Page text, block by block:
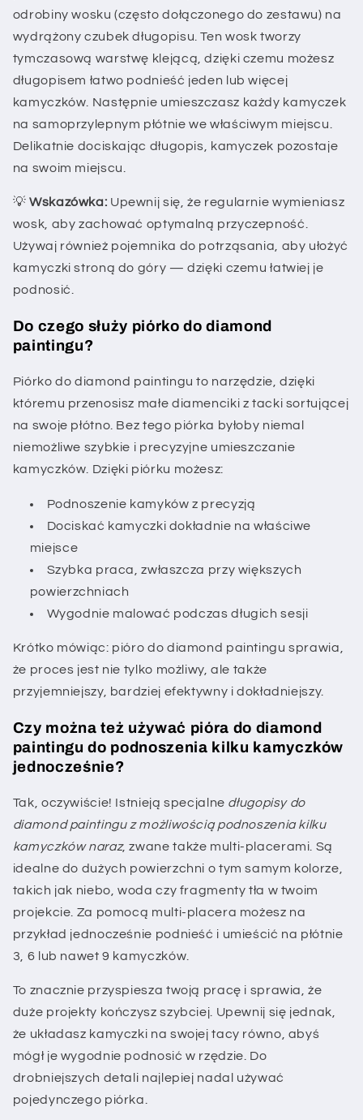
odrobiny wosku (często dołączonego do zestawu) na
wydrążony czubek długopisu. Ten wosk tworzy
tymczasową warstwę klejącą, dzięki czemu możesz
długopisem łatwo podnieść jeden lub więcej
kamyczków. Następnie umieszczasz każdy kamyczek
na samoprzylepnym płótnie we właściwym miejscu.
Delikatnie dociskając długopis, kamyczek pozostaje
na swoim miejscu.
💡Wskazówka: Upewnij się, że regularnie wymieniasz
wosk, aby zachować optymalną przyczepność.
Używaj również pojemnika do potrząsania, aby ułożyć
kamyczki stroną do góry — dzięki czemu łatwiej je
podnosić.
Do czego służy piórko do diamond
paintingu?
Piórko do diamond paintingu to narzędzie, dzięki
któremu przenosisz małe diamenciki z tacki sortującej
na swoje płótno. Bez tego piórka byłoby niemal
niemożliwe szybkie i precyzyjne umieszczanie
kamyczków. Dzięki piórku możesz:
Podnoszenie kamyków z precyzją
Dociskać kamyczki dokładnie na właściwe
miejsce
Szybka praca, zwłaszcza przy większych
powierzchniach
Wygodnie malować podczas długich sesji
Krótko mówiąc: pióro do diamond paintingu sprawia,
że proces jest nie tylko możliwy, ale także
przyjemniejszy, bardziej efektywny i dokładniejszy.
Czy można też używać pióra do diamond
paintingu do podnoszenia kilku kamyczków
jednocześnie?
Tak, oczywiście! Istnieją specjalne długopisy do
diamond paintingu z możliwością podnoszenia kilku
kamyczków naraz, zwane także multi-placerami. Są
idealne do dużych powierzchni o tym samym kolorze,
takich jak niebo, woda czy fragmenty tła w twoim
projekcie. Za pomocą multi-placera możesz na
przykład jednocześnie podnieść i umieścić na płótnie
3, 6 lub nawet 9 kamyczków.
To znacznie przyspiesza twoją pracę i sprawia, że
duże projekty kończysz szybciej. Upewnij się jednak,
że układasz kamyczki na swojej tacy równo, abyś
mógł je wygodnie podnosić w rzędzie. Do
drobniejszych detali najlepiej nadal używać
pojedynczego piórka.